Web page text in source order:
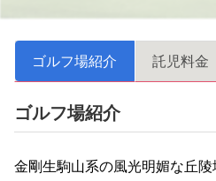
ゴルフ場紹介 託児料金
ゴルフ場紹介
金剛生駒山系の風光明媚な丘